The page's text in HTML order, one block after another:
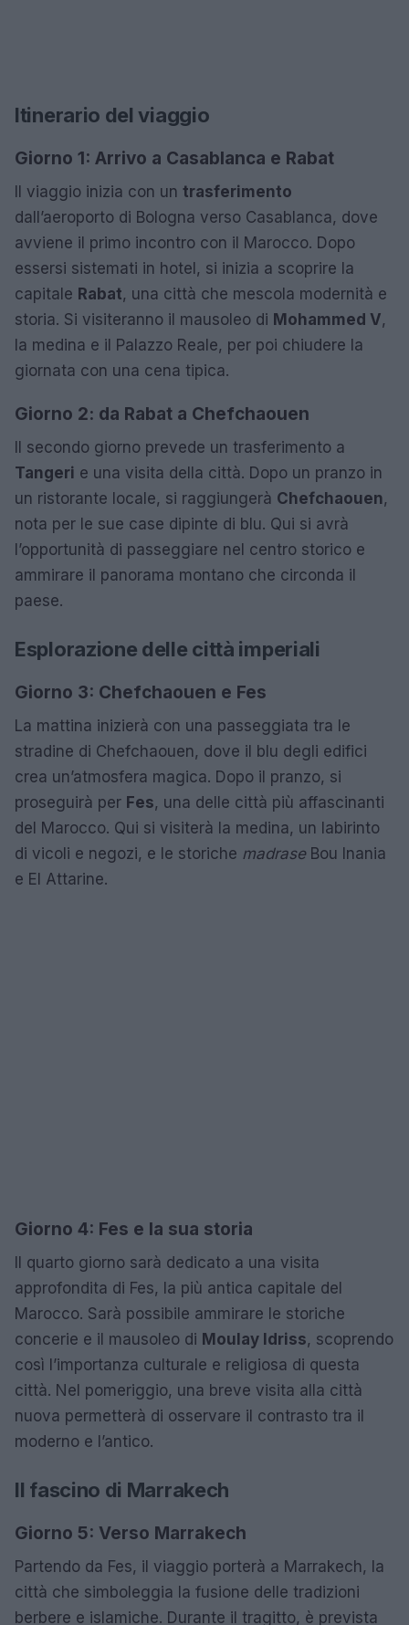
Itinerario del viaggio
Giorno 1: Arrivo a Casablanca e Rabat
Il viaggio inizia con un trasferimento
dall’aeroporto di Bologna verso Casablanca, dove
avviene il primo incontro con il Marocco. Dopo
essersi sistemati in hotel, si inizia a scoprire la
capitale Rabat, una città che mescola modernità e
storia. Si visiteranno il mausoleo di Mohammed V,
la medina e il Palazzo Reale, per poi chiudere la
giornata con una cena tipica.
Giorno 2: da Rabat a Chefchaouen
Il secondo giorno prevede un trasferimento a
Tangeri e una visita della città. Dopo un pranzo in
un ristorante locale, si raggiungerà Chefchaouen,
nota per le sue case dipinte di blu. Qui si avrà
l’opportunità di passeggiare nel centro storico e
ammirare il panorama montano che circonda il
paese.
Esplorazione delle città imperiali
Giorno 3: Chefchaouen e Fes
La mattina inizierà con una passeggiata tra le
stradine di Chefchaouen, dove il blu degli edifici
crea un’atmosfera magica. Dopo il pranzo, si
proseguirà per Fes, una delle città più affascinanti
del Marocco. Qui si visiterà la medina, un labirinto
di vicoli e negozi, e le storiche madraseBou Inania
e El Attarine.
Giorno 4: Fes e la sua storia
Il quarto giorno sarà dedicato a una visita
approfondita di Fes, la più antica capitale del
Marocco. Sarà possibile ammirare le storiche
concerie e il mausoleo di Moulay Idriss, scoprendo
così l’importanza culturale e religiosa di questa
città. Nel pomeriggio, una breve visita alla città
nuova permetterà di osservare il contrasto tra il
moderno e l’antico.
Il fascino di Marrakech
Giorno 5: Verso Marrakech
Partendo da Fes, il viaggio porterà a Marrakech, la
città che simboleggia la fusione delle tradizioni
berbere e islamiche. Durante il tragitto, è prevista